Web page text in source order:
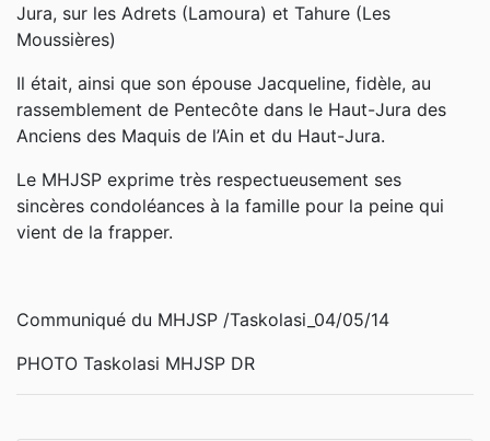
Jura, sur les Adrets (Lamoura) et Tahure (Les
Moussières)
Il était, ainsi que son épouse Jacqueline, fidèle, au
rassemblement de Pentecôte dans le Haut-Jura des
Anciens des Maquis de l’Ain et du Haut-Jura.
Le MHJSP exprime très respectueusement ses
sincères condoléances à la famille pour la peine qui
vient de la frapper.
Communiqué du MHJSP /Taskolasi_04/05/14
PHOTO Taskolasi MHJSP DR